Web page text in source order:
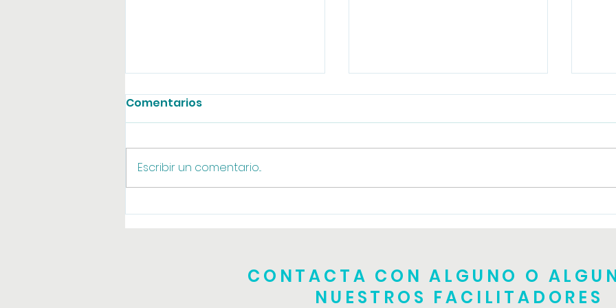
Agosto online
Taller de TRE teórico
Comentarios
Escribir un comentario...
CONTACTA CON ALGUNO O
NUESTROS FACILITADORES